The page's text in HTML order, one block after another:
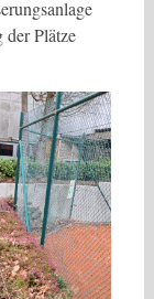
Plätze